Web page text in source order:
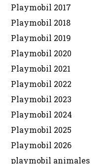
Playmobil 2017
Playmobil 2018
Playmobil 2019
Playmobil 2020
Playmobil 2021
Playmobil 2022
Playmobil 2023
Playmobil 2024
Playmobil 2025
Playmobil 2026
playmobil animales